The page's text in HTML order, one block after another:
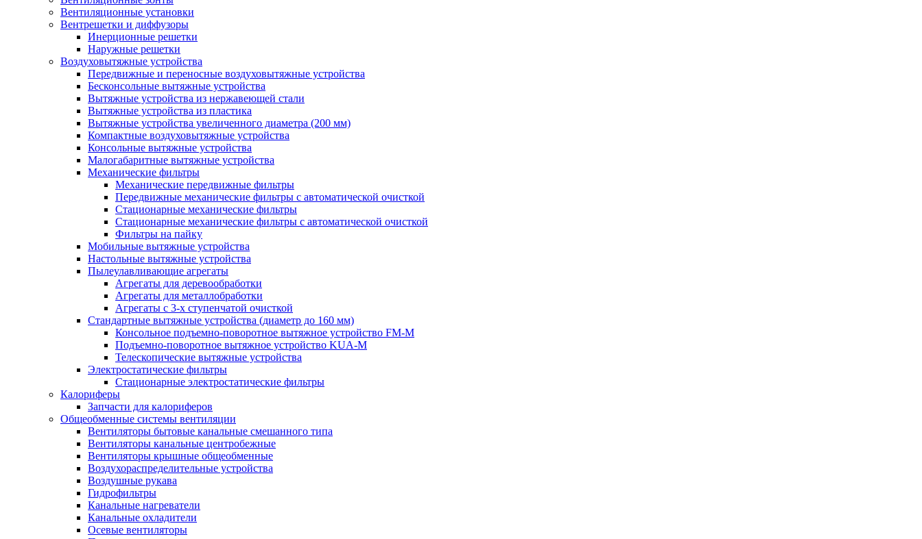
Вентиляционные установки
Вентрешетки и диффузоры
Инерционные решетки
Наружные решетки
Воздуховытяжные устройства
Передвижные и переносные воздуховытяжные устройства
Бесконсольные вытяжные устройства
Вытяжные устройства из нержавеющей стали
Вытяжные устройства из пластика
Вытяжные устройства увеличенного диаметра (200 мм)
Компактные воздуховытяжные устройства
Консольные вытяжные устройства
Малогабаритные вытяжные устройства
Механические фильтры
Механические передвижные фильтры
Передвижные механические фильтры с автоматической очисткой
Стационарные механические фильтры
Стационарные механические фильтры с автоматической очисткой
Фильтры на пайку
Мобильные вытяжные устройства
Настольные вытяжные устройства
Пылеулавливающие агрегаты
Агрегаты для деревообработки
Агрегаты для металлобработки
Агрегаты с 3-х ступенчатой очисткой
Стандартные вытяжные устройства (диаметр до 160 мм)
Консольное подъемно-поворотное вытяжное устройство FM-M
Подъемно-поворотное вытяжное устройство KUA-M
Телескопические вытяжные устройства
Электростатические фильтры
Стационарные электростатические фильтры
Калориферы
Запчасти для калориферов
Общеобменные системы вентиляции
Вентиляторы бытовые канальные смешанного типа
Вентиляторы канальные центробежные
Вентиляторы крышные общеобменные
Воздухораспределительные устройства
Воздушные рукава
Гидрофильтры
Канальные нагреватели
Канальные охладители
Осевые вентиляторы